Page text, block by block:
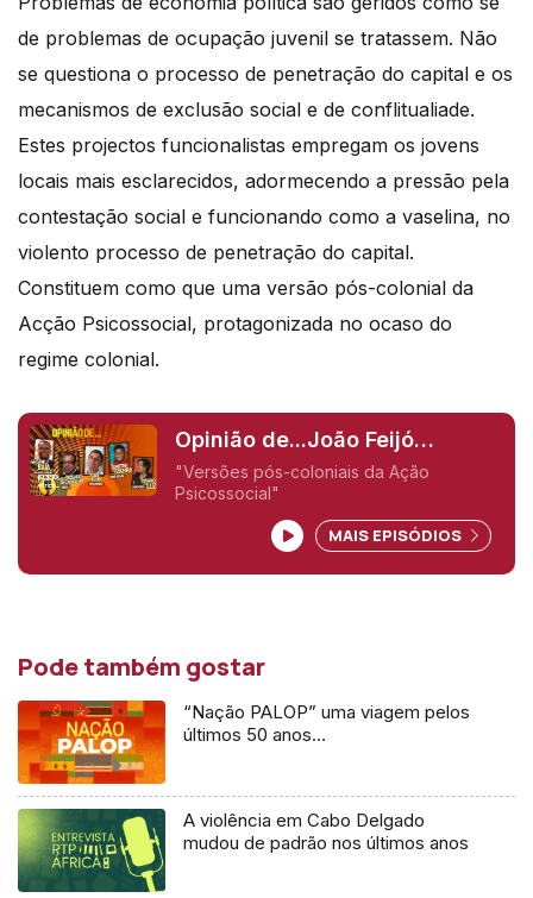
de problemas de ocupação juvenil se tratassem. Não
se questiona o processo de penetração do capital e os
mecanismos de exclusão social e de conflitualiade.
Estes projectos funcionalistas empregam os jovens
locais mais esclarecidos, adormecendo a pressão pela
contestação social e funcionando como a vaselina, no
violento processo de penetração do capital.
Constituem como que uma versão pós-colonial da
Acção Psicossocial, protagonizada no ocaso do
regime colonial.
Opinião de...João Feijó
(Moçambique),
"Versões pós-coloniais da Ação
Psicossocial"
MAIS EPISÓDIOS
Pode também gostar
“Nação PALOP” uma viagem pelos
últimos 50 anos…
A violência em Cabo Delgado
mudou de padrão nos últimos anos